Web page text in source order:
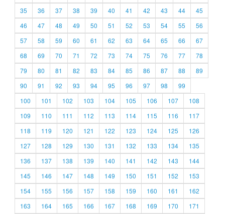
35
36 37 38 39 40 41 42 43 44
45
46
47 48 49 50 51 52 53 54 55
56
57
58 59 60 61 62 63 64 65 66
67
68
69 70 71 72 73 74 75 76 77
78
79
80 81 82 83 84 85 86 87 88
89
90
91 92 93 94 95 96 97 98
99
100
101 102 103 104 105 106 107
108
109
110 111 112 113 114 115 116
117
118
119 120 121 122 123 124 125
126
127
128 129 130 131 132 133 134
135
136
137 138 139 140 141 142 143
144
145
146 147 148 149 150 151 152
153
154
155 156 157 158 159 160 161
162
163
164 165 166 167 168 169 170
171